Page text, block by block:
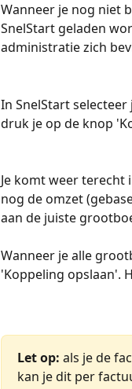
Wanneer je nog niet
SnelStart geladen
administratie zich
In SnelStart
druk je op de knop
Je komt weer terecht
nog de omzet
aan de juiste
Wanneer je alle
'Koppeling opslaan'.
Let op: als je de
kan je dit per